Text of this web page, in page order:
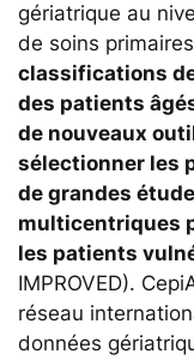
gériatrique au
de soins
classifications
des patients
de nouveaux
sélectionner les
de grandes
multicentriques
les patients
IMPROVED).
réseau
données